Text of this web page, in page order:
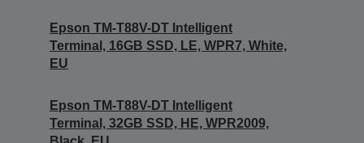
Epson TM-T88V-DT Intelligent
Terminal, 16GB SSD, LE, WPR7, White,
EU
Epson TM-T88V-DT Intelligent
Terminal, 32GB SSD, HE, WPR2009,